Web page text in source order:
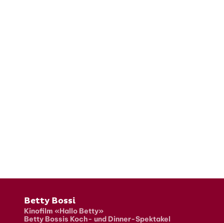
Fusszeile
Betty Bossi
Kinofilm «Hallo Betty»
Betty Bossis Koch- und Dinner-Spektakel